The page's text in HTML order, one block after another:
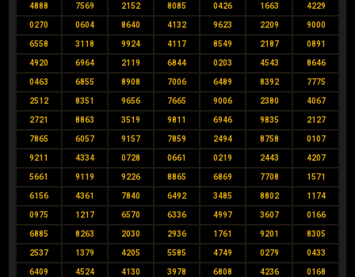
4888 7569 2152 8085 0426 1663 4229
0270 0604 8640 4132 9623 2209 9000
6558 3118 9924 4117 8549 2187 0891
4920 6964 2119 6844 0203 4543 8646
0463 6855 8908 7006 6489 8392 7775
2512 8351 9656 7665 9006 2380 4067
2721 8863 3519 9811 6946 9835 2127
7865 6057 9157 7859 2494 8758 0107
9211 4334 0728 0661 0219 2443 4207
5661 9119 9226 8865 6869 7708 1571
6156 4361 7840 6492 3485 8802 1174
0975 1217 6570 6336 4997 3607 0166
6885 8263 2030 2936 1761 9201 8305
2537 1379 4205 5585 4749 0279 0433
6409 4524 4130 3978 6808 4236 0168